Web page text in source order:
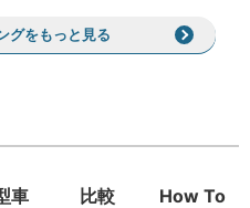
グをもっと見る
車 比較 How To